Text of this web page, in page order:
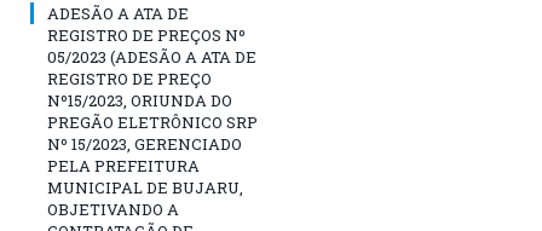
ADESÃO A ATA DE
REGISTRO DE PREÇOS Nº
05/2023 (ADESÃO A ATA DE
REGISTRO DE PREÇO
Nº15/2023, ORIUNDA DO
PREGÃO ELETRÔNICO SRP
Nº 15/2023, GERENCIADO
PELA PREFEITURA
MUNICIPAL DE BUJARU,
OBJETIVANDO A